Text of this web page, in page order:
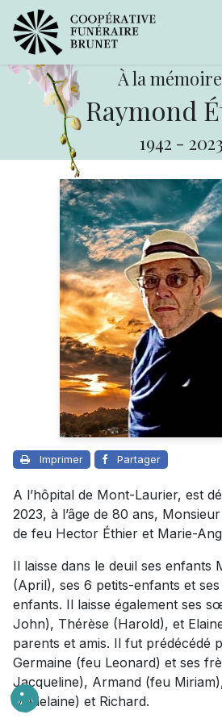
À la
Raymond
1942 - 2023
Imprimer Partager
A l’hôpital de Mont-Laurier, est
2023, à l’âge de 80 ans,
de feu Hector Éthier et Marie-
Il laisse dans le deuil ses enfants
(April), ses 6 petits-enfants et
enfants. Il laisse également ses
John), Thérèse (Harold), et
parents et amis. Il fut prédécédé
Germaine (feu Leonard) et ses
Jacqueline), Armand (feu
Madelaine) et Richard.